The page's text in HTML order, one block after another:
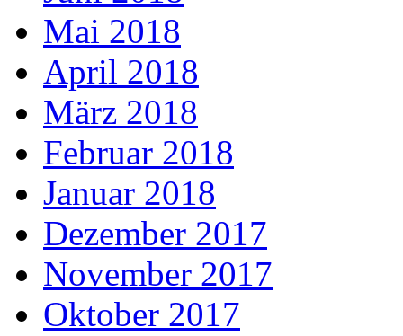
Mai 2018
April 2018
März 2018
Februar 2018
Januar 2018
Dezember 2017
November 2017
Oktober 2017